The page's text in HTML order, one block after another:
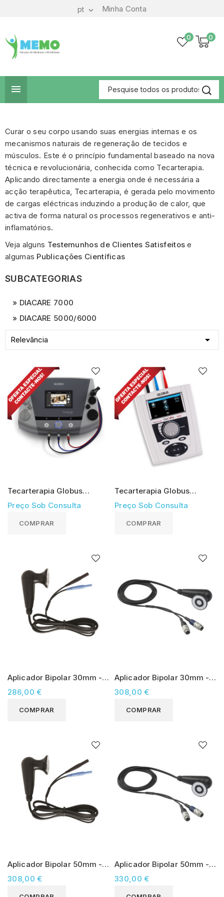
Minha Conta
pt 
0
0

Curar o seu corpo usando suas energias internas e os
mecanismos naturais de regeneração de tecidos e
músculos. Este é o princípio fundamental baseado na nova
técnica e revolucionária, conhecida como Tecarterapia.
Aplicando directamente a energia onde é necessária a
acção terapêutica, Tecarterapia, é gerada pelo movimento
de cargas eléctricas induzindo a produção de calor, que
activa de forma natural os processos regenerativos e anti-
inflamatórios.
Veja alguns Testemunhos de Clientes Satisfeitos e
algumas Publicações Científicas
SUBCATEGORIAS
DIACARE 7000
DIACARE 5000/6000
Relevância 
Tecarterapia Globus
Diacare 7000
Preço Sob Consulta
COMPRAR
Tecarterapia Globus
Diacare 5000
Preço Sob Consulta
COMPRAR
Aplicador Bipolar 30mm -
Globus Dicare 5000
286,00 €
COMPRAR
Aplicador Bipolar 30mm -
Globus Diacare 7000
308,00 €
COMPRAR
Aplicador Bipolar 50mm -
Globus Diacare 5000
308,00 €
Aplicador Bipolar 50mm -
Globus Diacare 7000
330,00 €